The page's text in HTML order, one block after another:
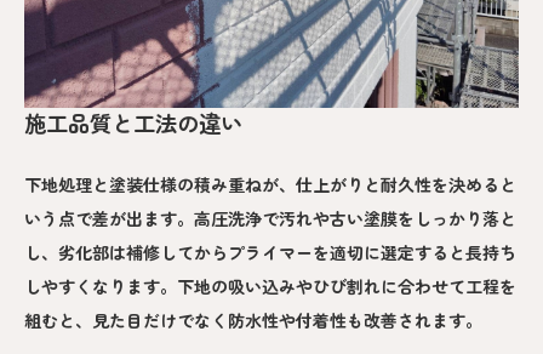
施工品質と工法の違い
下地処理と塗装仕様の積み重ねが、仕上がりと耐久性を決めると
いう点で差が出ます。高圧洗浄で汚れや古い塗膜をしっかり落と
し、劣化部は補修してからプライマーを適切に選定すると長持ち
しやすくなります。下地の吸い込みやひび割れに合わせて工程を
組むと、見た目だけでなく防水性や付着性も改善されます。